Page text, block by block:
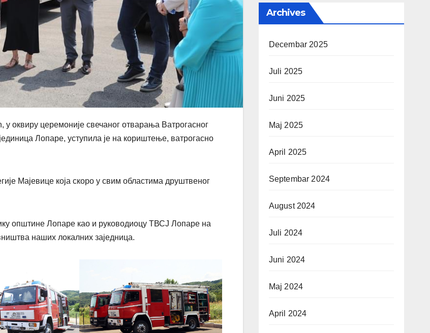
церемоније свечаног отварања Ватрогасног
Лопаре, уступила је на кориштење, ватрогасно
Мајевице која скоро у свим областима друштвеног
општине Лопаре као и руководиоцу ТВСЈ Лопаре на
наших локалних заједница.
Archives
Decembar 2025
Juli 2025
Juni 2025
Maj 2025
April 2025
Septembar 2024
August 2024
Juli 2024
Juni 2024
Maj 2024
April 2024